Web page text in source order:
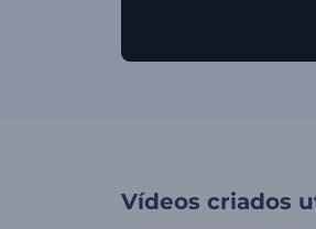
Vídeos criados